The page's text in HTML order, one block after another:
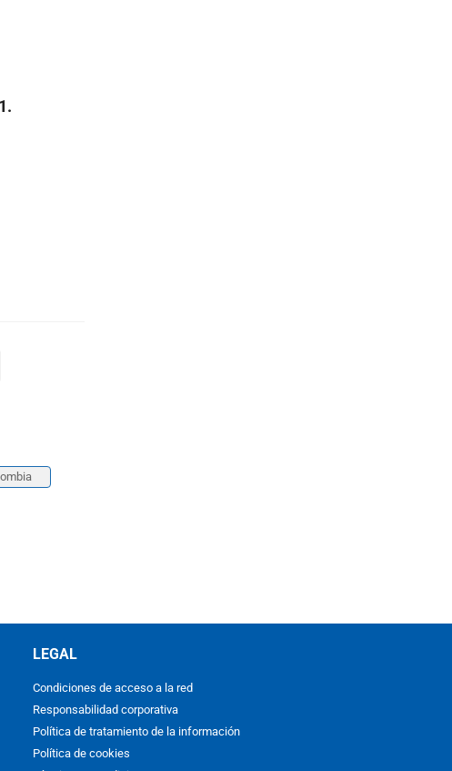
LEGAL
Condiciones de acceso a la red
Responsabilidad corporativa
Política de tratamiento de la información
Política de cookies